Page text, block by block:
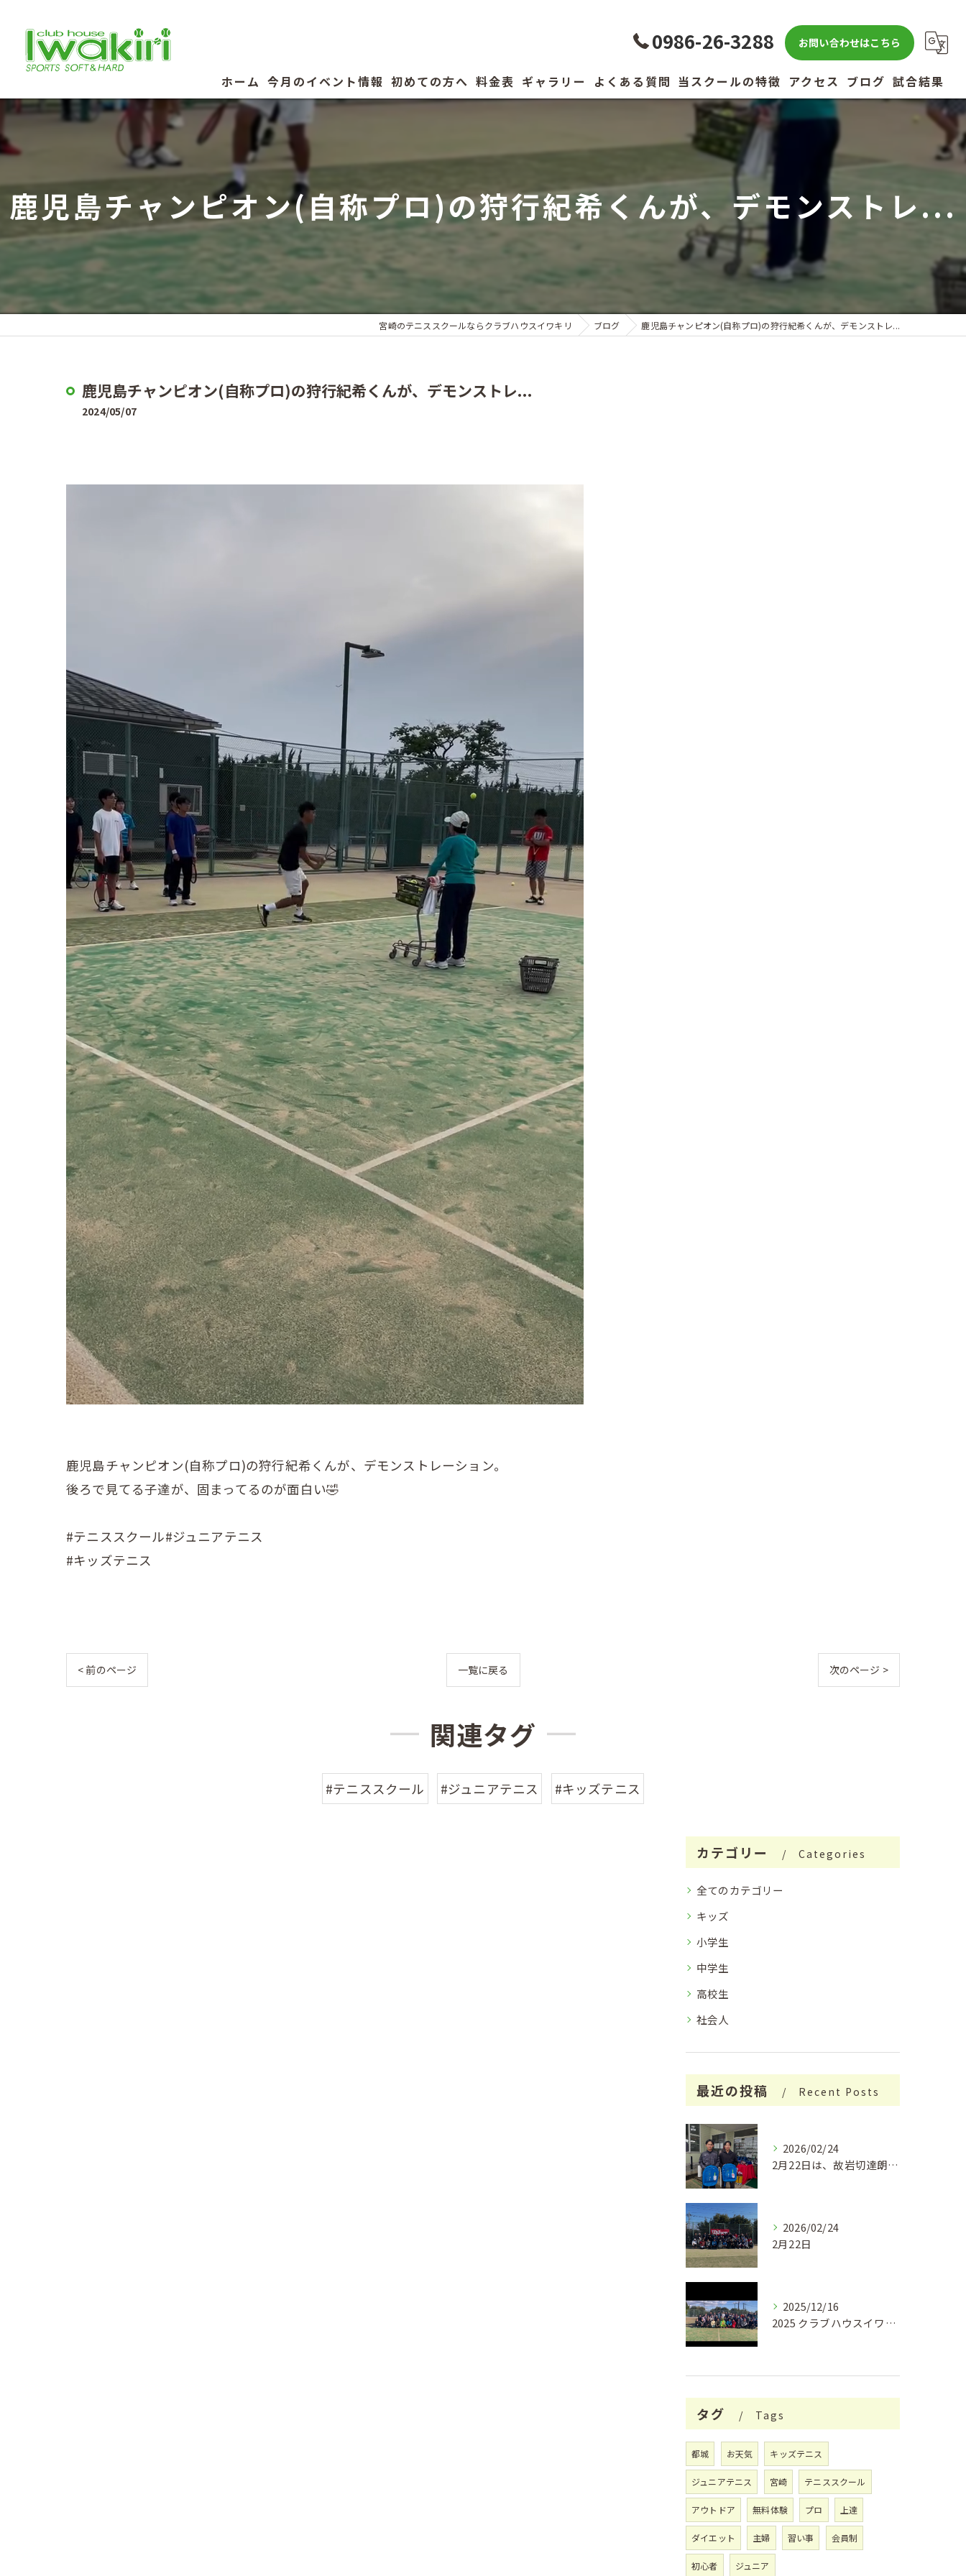
0986-26-3288 お問い合わせはこちら
ホーム 今月のイベント情報 初めての方へ 料金表 ギャラリー よくある質問 当スクールの特徴
キッズ
小学生
中学生
高校生
社会人
アクセス ブログ 試合結果
鹿児島チャンピオン(自称プロ)の狩行紀希くんが、デモンストレ...
宮崎のテニススクールならクラブハウスイワキリ ブログ 鹿児島チャンピオン(自称プロ)の狩行紀希くんが、デモンストレ...
鹿児島チャンピオン(自称プロ)の狩行紀希くんが、デモンストレ...
2024/05/07
鹿児島チャンピオン(自称プロ)の狩行紀希くんが、デモンストレーション。
後ろで見てる子達が、固まってるのが面白い🤣
#テニススクール#ジュニアテニス
#キッズテニス
< 前のページ 一覧に戻る 次のページ >
関連タグ
#テニススクール #ジュニアテニス #キッズテニス
カテゴリー Categories
全てのカテゴリー
キッズ
小学生
中学生
高校生
社会人
最近の投稿 Recent Posts
2026/02/24
2月22日は、故岩切達朗さんのお誕生日で、今年はちょうどこの...
2026/02/24
2月22日
2025/12/16
2025 クラブハウスイワキリ クリスマスフェス🎄
タグ Tags
都城 お天気 キッズテニス
ジュニアテニス 宮崎 テニススクール
アウトドア 無料体験 プロ 上達
ダイエット 主婦 習い事 会員制
初心者 ジュニア